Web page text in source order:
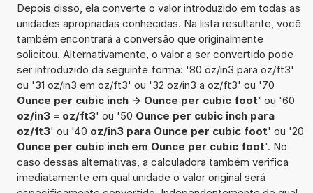
Depois disso, ela converte o valor introduzido em todas as
unidades apropriadas conhecidas. Na lista resultante, você
também encontrará a conversão que originalmente
solicitou. Alternativamente, o valor a ser convertido pode
ser introduzido da seguinte forma: '80 oz/in3 para oz/ft3'
ou '31 oz/in3 em oz/ft3' ou '32 oz/in3 a oz/ft3' ou '70
Ounce per cubic inch -> Ounce per cubic foot' ou '60
oz/in3 = oz/ft3' ou '50 Ounce per cubic inch para
oz/ft3' ou '40 oz/in3 para Ounce per cubic foot' ou '20
Ounce per cubic inch em Ounce per cubic foot'. No
caso dessas alternativas, a calculadora também verifica
imediatamente em qual unidade o valor original será